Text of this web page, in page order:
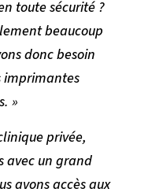
toute sécurité ?
beaucoup
donc besoin
imprimantes
»
privée,
avec un grand
avons accès aux